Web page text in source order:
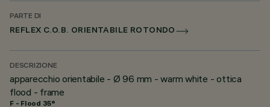
PARTE DI
REFLEX C.O.B. ORIENTABILE ROTONDO
DESCRIZIONE
apparecchio orientabile - Ø 96 mm - warm white - ottica
flood - frame
F - Flood 35°